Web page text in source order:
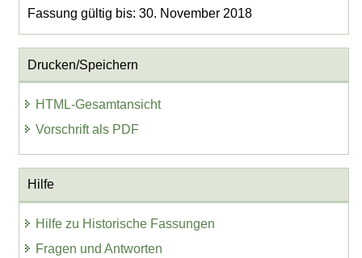
Fassung gültig bis: 30. November 2018
Drucken/Speichern
HTML-Gesamtansicht
Vorschrift als PDF
Hilfe
Hilfe zu Historische Fassungen
Fragen und Antworten